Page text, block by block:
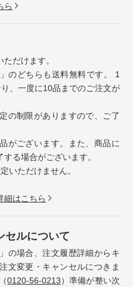
ら
だけます。
のどちらも送料無料です。 1
、一度に10品までのご注文が
の制限がありますので、ご了
がございます。また、商品に
る場合がございます。
いただけません。
細はこちら
セルについて
の場合、注文履歴詳細からキ
文変更・キャンセルにつきま
0120-56-0213）準備が整い次